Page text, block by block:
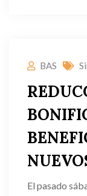
BAS
El pasado